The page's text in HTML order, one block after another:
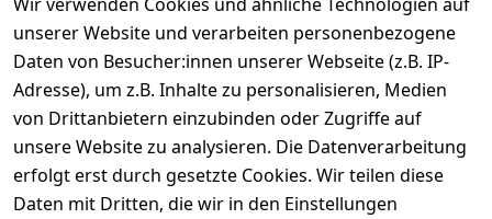
Pflegeleichtigkeit. Perfekt für Business und gehobene
Freizeit-Looks – stilvoll, smart und markant.
unserer Website und verarbeiten personenbezogene
Daten von Besucher:innen unserer Webseite (z.B. IP-
Adresse), um z.B. Inhalte zu personalisieren, Medien
von Drittanbietern einzubinden oder Zugriffe auf
unsere Website zu analysieren. Die Datenverarbeitung
erfolgt erst durch gesetzte Cookies. Wir teilen diese
Daten mit Dritten, die wir in den Einstellungen